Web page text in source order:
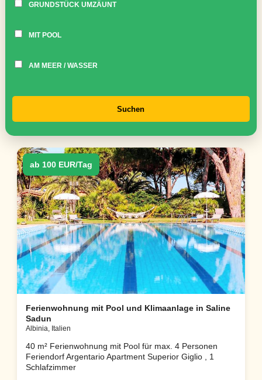
GRUNDSTÜCK UMZÄUNT
MIT POOL
AM MEER / WASSER
Suchen
ab 100 EUR/Tag
Ferienwohnung mit Pool und Klimaanlage in Saline
Sadun
Albinia, Italien
40 m² Ferienwohnung mit Pool für max. 4 Personen
Feriendorf Argentario Apartment Superior Giglio , 1
Schlafzimmer